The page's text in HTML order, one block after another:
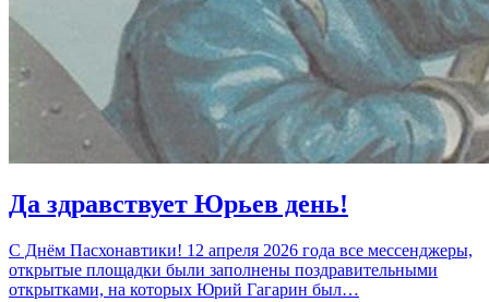
Да здравствует Юрьев день!
С Днём Пасхонавтики! 12 апреля 2026 года все мессенджеры,
открытые площадки были заполнены поздравительными
открытками, на которых Юрий Гагарин был…